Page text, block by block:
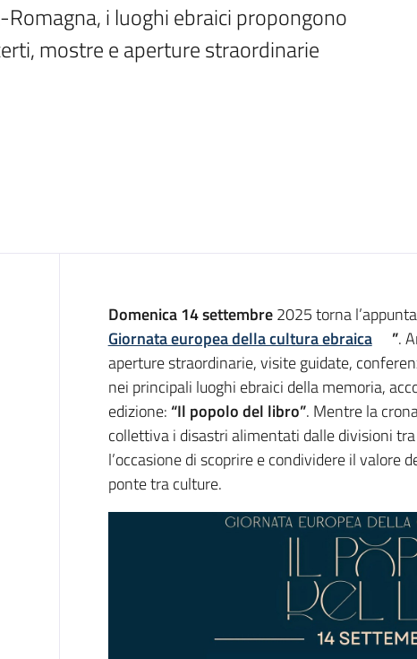
i luoghi ebraici propongono
mostre e aperture straordinarie
Introduzione
Domenica 14 settembre2025 torna
Giornata europea della cultura ebraica
”.
aperture straordinarie, visite guidate,
nei principali luoghi ebraici della memoria,
edizione: “Il popolo del libro”. Mentre la
collettiva i disastri alimentati dalle divisioni
l’occasione di scoprire e condividere il valore
ponte tra culture.